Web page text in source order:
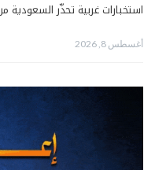
استخبارات غربية تحذّر
أغسطس 8, 2026